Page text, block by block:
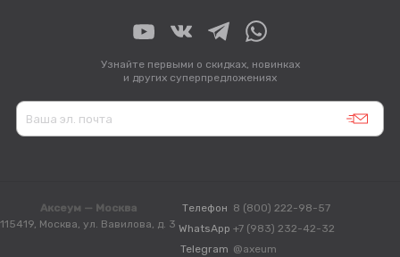
Узнайте первыми о скидках, новинках
и других суперпредложениях
Аксеум — Москва
115419, Москва, ул. Вавилова, д. 3
Телефон 8 (800) 222-98-57
WhatsApp +7 (983) 232-42-32
Telegram @axeum